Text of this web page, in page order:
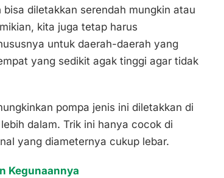
diletakkan serendah mungkin atau
kita juga tetap harus
untuk daerah-daerah yang
yang sedikit agak tinggi agar tidak
pompa jenis ini diletakkan di
dalam. Trik ini hanya cocok di
yang diameternya cukup lebar.
Kegunaannya